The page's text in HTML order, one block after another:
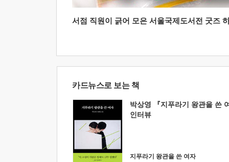
서점 직원이 긁어 모은 서울국제도서전 굿즈
카드뉴스로 보는 책
박상영 『지푸라기 왕관을 쓴
인터뷰
지푸라기 왕관을 쓴 여자